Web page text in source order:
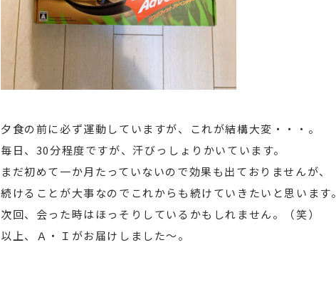
夕食の前に必ず運動していますが、これが結構大変・・・。
毎日、30分程度ですが、汗びっしょりかいています。
まだ初めて一か月たっていないので効果も出ておりませんが、
続けることが大事なのでこれからも続けていきたいと思います。
次回、会った時はほっそりしているかもしれません。（笑）
以上、Ａ・Ｉがお届けしました～。